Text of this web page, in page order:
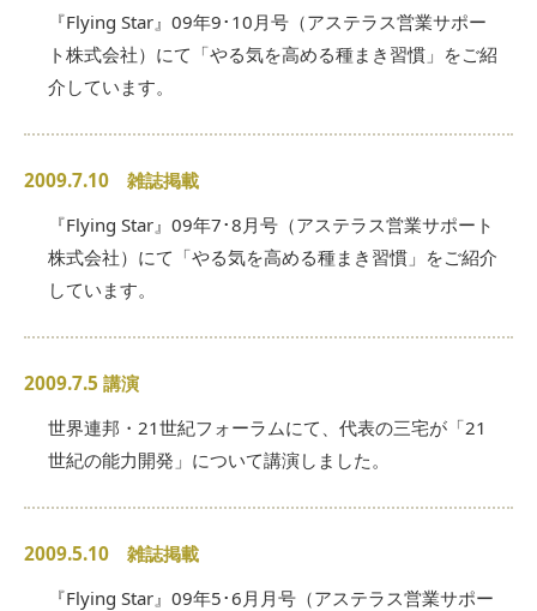
『Flying Star』09年9･10月号（アステラス営業サポー
ト株式会社）にて「やる気を高める種まき習慣」をご紹
介しています。
2009.7.10 雑誌掲載
『Flying Star』09年7･8月号（アステラス営業サポート
株式会社）にて「やる気を高める種まき習慣」をご紹介
しています。
2009.7.5 講演
世界連邦・21世紀フォーラムにて、代表の三宅が「21
世紀の能力開発」について講演しました。
2009.5.10 雑誌掲載
『Flying Star』09年5･6月月号（アステラス営業サポー